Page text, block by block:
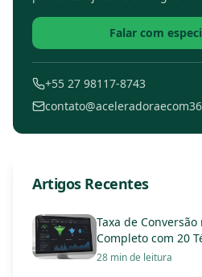
Falar com
+55 27 98117-8743
Artigos Recentes
Taxa de
Completo com 20
Mais em 2025
28 min de leitura